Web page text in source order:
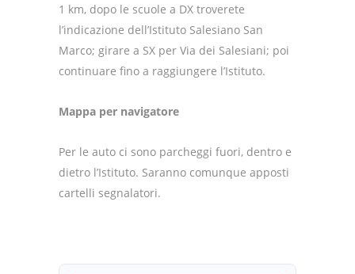
1 km, dopo le scuole a DX troverete
l’indicazione dell’Istituto Salesiano San
Marco; girare a SX per Via dei Salesiani; poi
continuare fino a raggiungere l’Istituto.
Mappa per navigatore
Per le auto ci sono parcheggi fuori, dentro e
dietro l’Istituto. Saranno comunque apposti
cartelli segnalatori.